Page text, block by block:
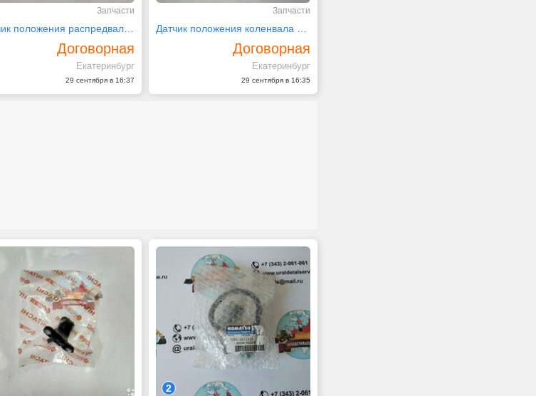
Запчасти
Договорная
Екатеринбург
29 сентября в 16:37
Запчасти
Договорная
Екатеринбург
29 сентября в 16:35
2